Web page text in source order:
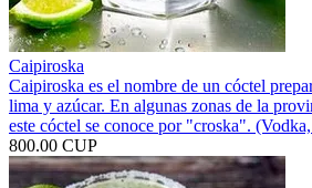
Caipiroska
Caipiroska es el nombre de un cóctel
lima y azúcar. En algunas zonas de la
este cóctel se conoce por "croska".
800.00 CUP